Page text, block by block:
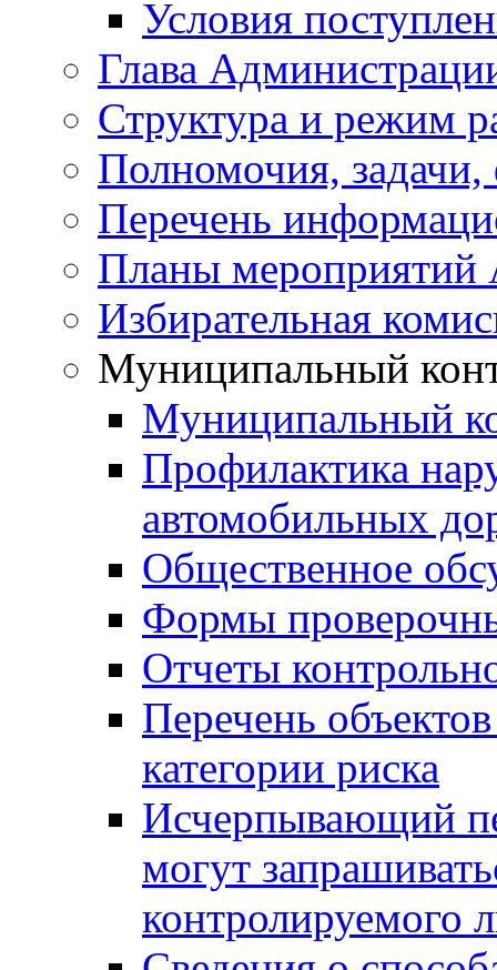
Условия
Глава
Структура и режим
Полномочия,
Перечень
Планы мероприятий
Избирательная
Муниципальный
Муниципальный
Профилактика
автомобильных
Общественное
Формы
Отчеты
Перечень
категории риска
Исчерпывающий
могут
контролируемого